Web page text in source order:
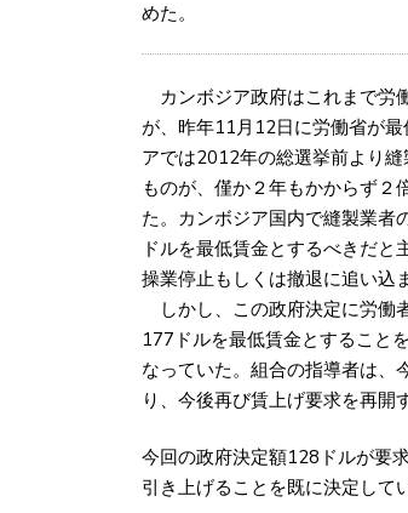
めた。
カンボジア政府はこれまで労
が、昨年11月12日に労働省が
アでは2012年の総選挙前より
ものが、僅か２年もかからず２
た。カンボジア国内で縫製業者
ドルを最低賃金とするべきだと
操業停止もしくは撤退に追い込
しかし、この政府決定に労働
177ドルを最低賃金とすること
なっていた。組合の指導者は、
り、今後再び賃上げ要求を再開
今回の政府決定額128ドルが要
引き上げることを既に決定して